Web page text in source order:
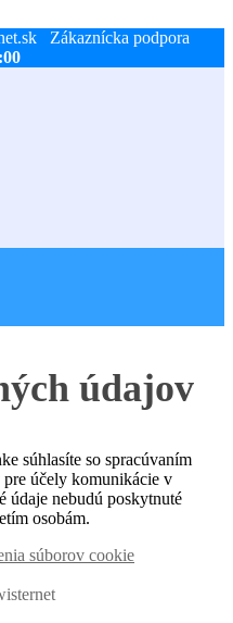
Zákaznícka podpora
údajov
súhlasíte so spracúvaním
účely komunikácie v
údaje nebudú poskytnuté
osobám.
súborov cookie